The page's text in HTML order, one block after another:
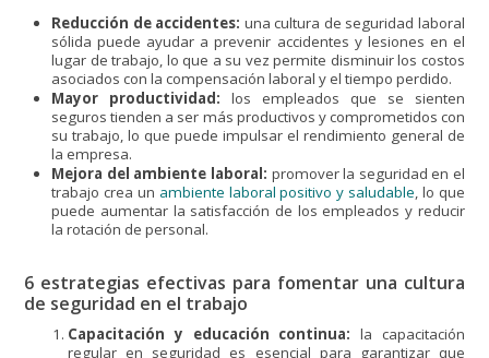
Reducción de accidentes: una cultura de seguridad laboral
sólida puede ayudar a prevenir accidentes y lesiones en el
lugar de trabajo, lo que a su vez permite disminuir los costos
asociados con la compensación laboral y el tiempo perdido.
Mayor productividad:los empleados que se sienten
seguros tienden a ser más productivos y comprometidos con
su trabajo, lo que puede impulsar el rendimiento general de
la empresa.
Mejora del ambiente laboral: promover la seguridad en el
trabajo crea un ambiente laboral positivo y saludable, lo que
puede aumentar la satisfacción de los empleados y reducir
la rotación de personal.
6 estrategias efectivas para fomentar una cultura
de seguridad en el trabajo
Capacitación y educación continua: la capacitación
regular en seguridad es esencial para garantizar que